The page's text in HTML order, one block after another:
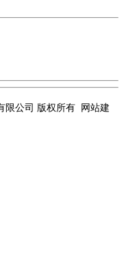
限公司 版权所有 网站建